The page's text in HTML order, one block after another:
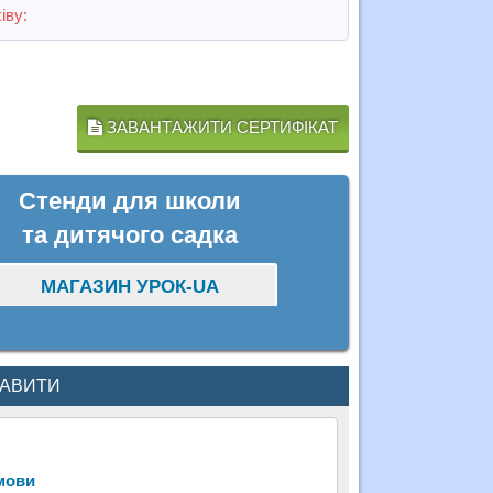
ЗАВАНТАЖИТИ СЕРТИФІКАТ
Стенди для школи
та дитячого садка
МАГАЗИН УРОК-UA